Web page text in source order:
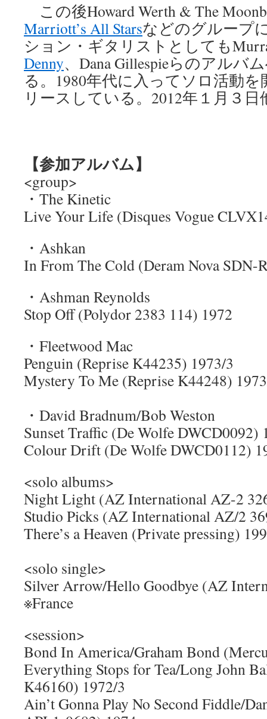
この後Howard Werth & The
Marriott’s All Starsなどのグループ
ション・ギタリストとしても
Denny、Dana Gillespieらのアルバ
る。1980年代に入ってソロ活動
リースしている。2012年１月３日
【参加アルバム】
<group>
・The Kinetic
Live Your Life (Disques Vogue
・Ashkan
In From The Cold (Deram Nova SDN-
・Ashman Reynolds
Stop Off (Polydor 2383 114) 1972
・Fleetwood Mac
Penguin (Reprise K44235) 1973/3
Mystery To Me (Reprise K44248)
・David Bradnum/Bob Weston
Sunset Traffic (De Wolfe DWCD0092)
Colour Drift (De Wolfe DWCD0112)
<solo albums>
Night Light (AZ International AZ-2
Studio Picks (AZ International AZ/2
There’s a Heaven (Private pressing)
<solo single>
Silver Arrow/Hello Goodbye (AZ
※France
<session>
Bond In America/Graham Bond
Everything Stops for Tea/Long John
K46160) 1972/3
Ain’t Gonna Play No Second Fiddle/